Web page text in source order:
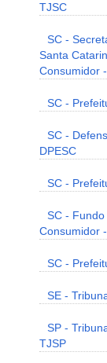
TJSC
SC -
Santa
Consumidor
SC -
SC -
DPESC
SC -
SC -
Consumidor
SC -
SE -
SP -
TJSP